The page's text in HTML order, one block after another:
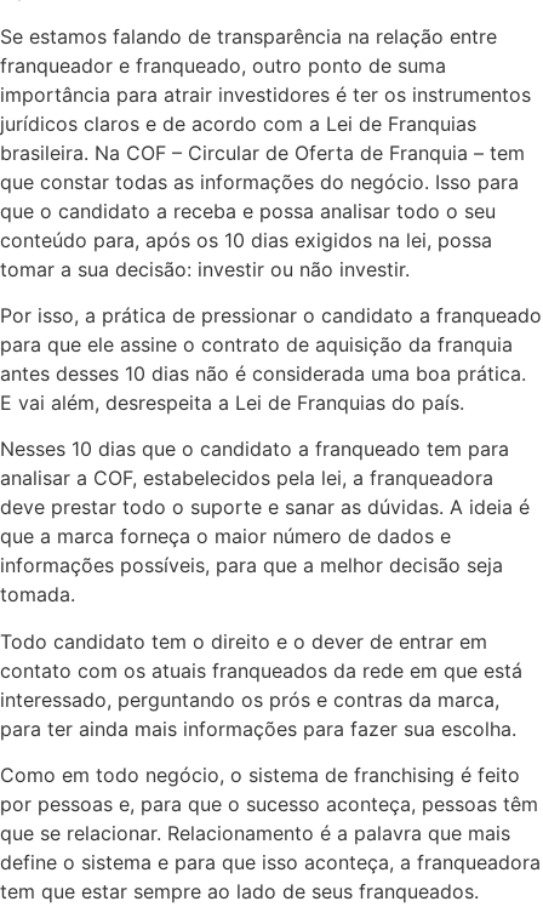
Se estamos falando de transparência na relação entre
franqueador e franqueado, outro ponto de suma
importância para atrair investidores é ter os instrumentos
jurídicos claros e de acordo com a Lei de Franquias
brasileira. Na COF – Circular de Oferta de Franquia – tem
que constar todas as informações do negócio. Isso para
que o candidato a receba e possa analisar todo o seu
conteúdo para, após os 10 dias exigidos na lei, possa
tomar a sua decisão: investir ou não investir.
Por isso, a prática de pressionar o candidato a franqueado
para que ele assine o contrato de aquisição da franquia
antes desses 10 dias não é considerada uma boa prática.
E vai além, desrespeita a Lei de Franquias do país.
Nesses 10 dias que o candidato a franqueado tem para
analisar a COF, estabelecidos pela lei, a franqueadora
deve prestar todo o suporte e sanar as dúvidas. A ideia é
que a marca forneça o maior número de dados e
informações possíveis, para que a melhor decisão seja
tomada.
Todo candidato tem o direito e o dever de entrar em
contato com os atuais franqueados da rede em que está
interessado, perguntando os prós e contras da marca,
para ter ainda mais informações para fazer sua escolha.
Como em todo negócio, o sistema de franchising é feito
por pessoas e, para que o sucesso aconteça, pessoas têm
que se relacionar. Relacionamento é a palavra que mais
define o sistema e para que isso aconteça, a franqueadora
tem que estar sempre ao lado de seus franqueados.